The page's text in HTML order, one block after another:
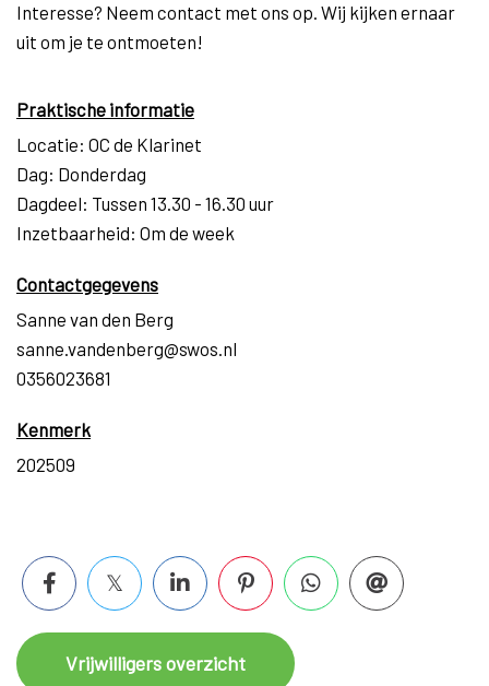
Interesse? Neem contact met ons op. Wij kijken ernaar
uit om je te ontmoeten!
Praktische informatie
Locatie: OC de Klarinet
Dag: Donderdag
Dagdeel: Tussen 13.30 - 16.30 uur
Inzetbaarheid: Om de week
Contactgegevens
Sanne van den Berg
sanne.vandenberg@swos.nl
0356023681
Kenmerk
202509
Vrijwilligers overzicht